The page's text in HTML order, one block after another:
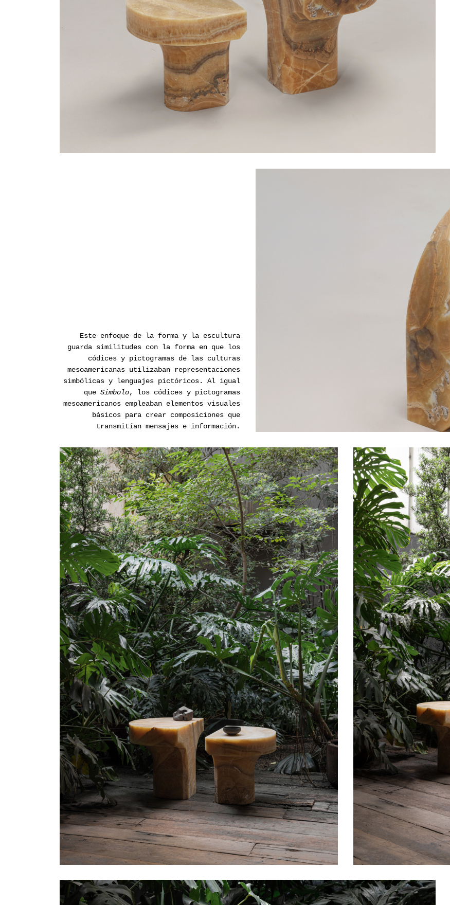
Este enfoque de la forma y la escultura
guarda similitudes con la forma en que los
códices y pictogramas de las culturas
mesoamericanas utilizaban representaciones
simbólicas y lenguajes pictóricos. Al igual
que Simbolo, los códices y pictogramas
mesoamericanos empleaban elementos visuales
básicos para crear composiciones que
transmitían mensajes e información.